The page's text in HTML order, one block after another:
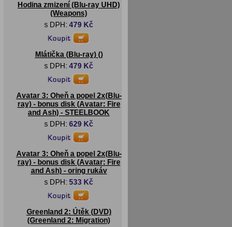
Hodina zmizení (Blu-ray UHD)
(Weapons)
s DPH: 479 Kč
Mlátička (Blu-ray) ()
s DPH: 479 Kč
Avatar 3: Oheň a popel 2x(Blu-
ray) - bonus disk (Avatar: Fire
and Ash) - STEELBOOK
s DPH: 629 Kč
Avatar 3: Oheň a popel 2x(Blu-
ray) - bonus disk (Avatar: Fire
and Ash) - oring rukáv
s DPH: 533 Kč
Greenland 2: Útěk (DVD)
(Greenland 2: Migration)